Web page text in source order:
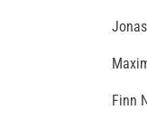
Finn